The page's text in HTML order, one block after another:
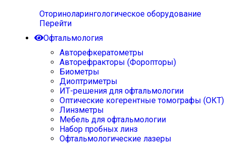
Оториноларингологическое оборудование
Перейти
Офтальмология
Авторефкератометры
Авторефракторы (Форопторы)
Биометры
Диоптриметры
ИТ-решения для офтальмологии
Оптические когерентные томографы (ОКТ)
Линзметры
Мебель для офтальмологии
Набор пробных линз
Офтальмологические лазеры